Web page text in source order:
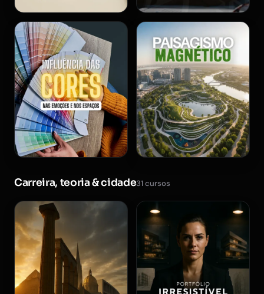
Carreira, teoria & cidade31 cursos